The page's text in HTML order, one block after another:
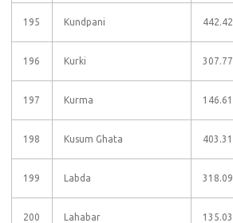
195 Kundpani 442.42
196 Kurki 307.77
197 Kurma 146.61
198 Kusum Ghata 403.31
199 Labda 318.09
200 Lahabar 135.03